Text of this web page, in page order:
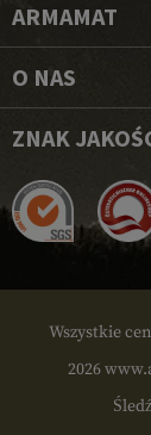
ARMAMAT
O NAS
ZNAK
Wszystkie
2026